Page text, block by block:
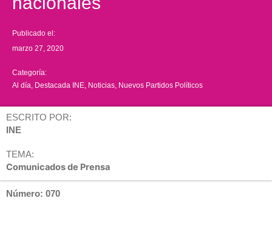
Publicado el:
marzo 27, 2020
Categoría:
Al día Destacada INE Noticias Nuevos Partidos Políticos
ESCRITO POR:
INE
TEMA:
Comunicados de Prensa
Número: 070